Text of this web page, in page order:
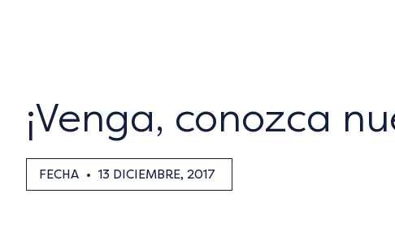
¡Venga, conozca
FECHA • 13 DICIEMBRE, 2017